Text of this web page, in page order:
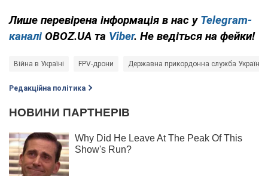
Лише перевірена інформація в нас у Telegram-
каналі OBOZ.UA та Viber. Не ведіться на фейки!
Війна в Україні FPV-дрони Державна прикордонна служба України
Редакційна політика